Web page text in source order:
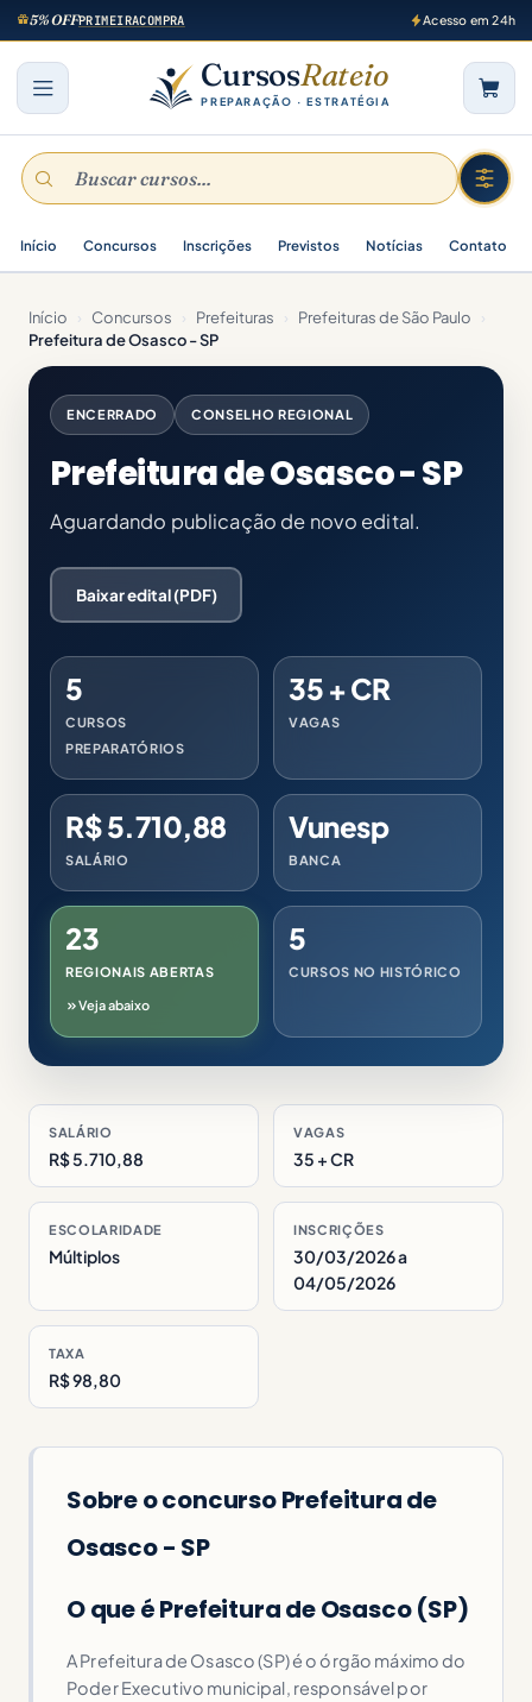
5% OFFPRIMEIRACOMPRA Acesso em 24h
CursosRateio
PREPARAÇÃO · ESTRATÉGIA
Início Concursos Inscrições Previstos Notícias Contato
Início › Concursos › Prefeituras › Prefeituras de São Paulo
›
Prefeitura de Osasco - SP
ENCERRADO CONSELHO REGIONAL
Prefeitura de Osasco - SP
Aguardando publicação de novo edital.
Baixar edital (PDF)
5
CURSOS
PREPARATÓRIOS
35 + CR
VAGAS
R$ 5.710,88
SALÁRIO
Vunesp
BANCA
23
REGIONAIS ABERTAS
Veja abaixo
5
CURSOS NO HISTÓRICO
SALÁRIO
R$ 5.710,88
VAGAS
35 + CR
ESCOLARIDADE
Múltiplos
INSCRIÇÕES
30/03/2026 a
04/05/2026
TAXA
R$ 98,80
Sobre o concurso Prefeitura de
Osasco - SP
O que é Prefeitura de Osasco (SP)
A Prefeitura de Osasco (SP) é o órgão máximo do
Poder Executivo municipal, responsável por